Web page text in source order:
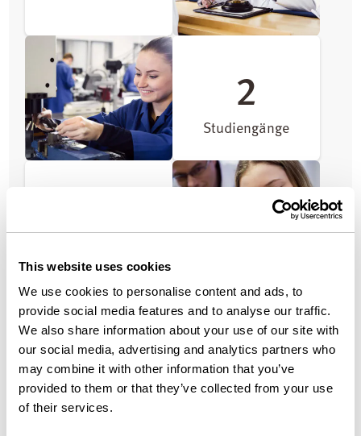
This website uses cookies
We use cookies to personalise content and ads, to
provide social media features and to analyse our traffic.
We also share information about your use of our site with
our social media, advertising and analytics partners who
may combine it with other information that you’ve
provided to them or that they’ve collected from your use
of their services.
2
Studiengänge
20⁺
Auszubildende